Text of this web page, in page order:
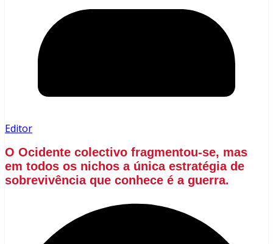
Editor
O Ocidente colectivo fragmentou-se, mas
em todos os nichos a única estratégia de
sobrevivência que conhece é a guerra.